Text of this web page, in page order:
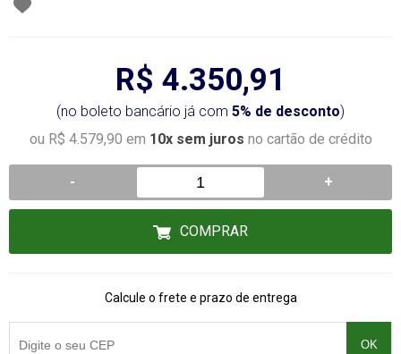
R$ 4.350,91
(no boleto bancário já com 5% de desconto)
ou R$ 4.579,90 em 10x sem juros no cartão de crédito
- +
COMPRAR
Calcule o frete e prazo de entrega
OK